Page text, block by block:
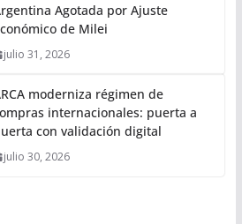
Agotada por Ajuste
de Milei
julio 31, 2026
moderniza régimen de
internacionales: puerta a
con validación digital
julio 30, 2026